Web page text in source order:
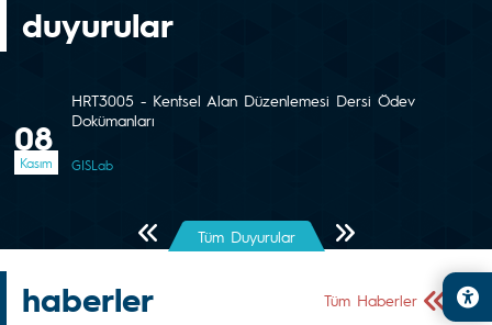
duyurular
08
Kasım
HRT3005 - Kentsel Alan Düzenlemesi Dersi Ödev
Dokümanları
GISLab
Önceki SayfaTüm Duyurular Sonraki Sayfa
haberler Tüm Haberler
Önceki